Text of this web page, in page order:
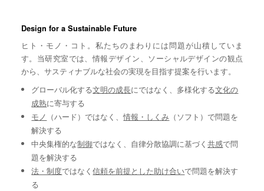
Design for a Sustainable Future
ヒト・モノ・コト。私たちのまわりには問題が山積していま
す。当研究室では、情報デザイン、ソーシャルデザインの観点
から、サスティナブルな社会の実現を目指す提案を行います。
グローバル化する文明の成長にではなく、多様化する文化の
成熟に寄与する
モノ （ハード）ではなく、情報・しくみ （ソフト）で問題を
解決する
中央集権的な制御ではなく、自律分散協調に基づく共感で問
題を解決する
法・制度ではなく信頼を前提とした助け合いで問題を解決す
る